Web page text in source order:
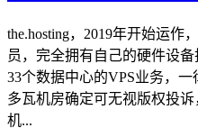
the.hosting，2019年开始运作
员，完全拥有自己的硬件设
33个数据中心的VPS业务，
多瓦机房确定可无视版权投
机...